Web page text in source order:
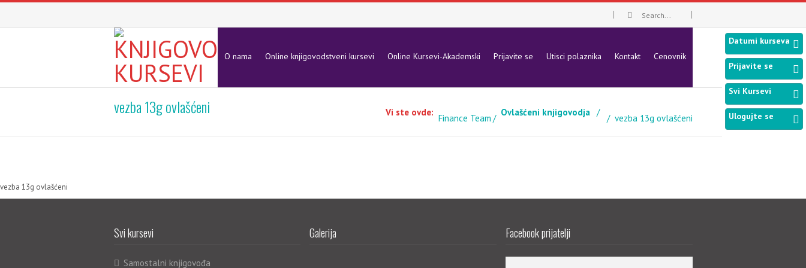
O nama Online knjigovodstveni kursevi Online Kursevi-Akademski Prijavite se Utisci polaznika Kontakt Cenovnik
vezba 13g ovlašćeni Vi ste ovde:
Finance Team
Ovlašćeni knjigovodja
vezba 13g ovlašćeni
vezba 13g ovlašćeni
Svi kursevi
Samostalni knjigovođa
Galerija Facebook prijatelji
Datumi kurseva
Prijavite se
Svi Kursevi
Ulogujte se